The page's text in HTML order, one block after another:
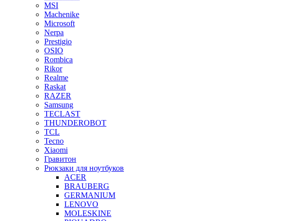
MSI
Machenike
Microsoft
Nerpa
Prestigio
OSIO
Rombica
Rikor
Realme
Raskat
RAZER
Samsung
TECLAST
THUNDEROBOT
TCL
Tecno
Xiaomi
Гравитон
Рюкзаки для ноутбуков
ACER
BRAUBERG
GERMANIUM
LENOVO
MOLESKINE